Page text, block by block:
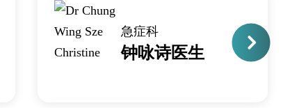
急症科
钟咏诗医生